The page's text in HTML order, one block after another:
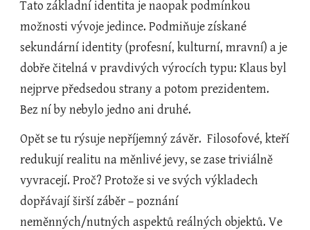
Tato základní identita je naopak podmínkou
možnosti vývoje jedince. Podmiňuje získané
sekundární identity (profesní, kulturní, mravní) a je
dobře čitelná v pravdivých výrocích typu: Klaus byl
nejprve předsedou strany a potom prezidentem.
Bez ní by nebylo jedno ani druhé.
Opět se tu rýsuje nepříjemný závěr.  Filosofové, kteří
redukují realitu na měnlivé jevy, se zase triviálně
vyvracejí. Proč? Protože si ve svých výkladech
dopřávají širší záběr – poznání
neměnných/nutných aspektů reálných objektů. Ve